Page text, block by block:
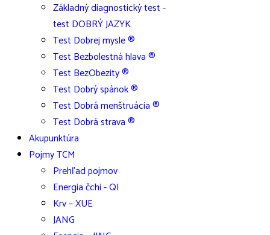
Základný diagnostický test -
test DOBRÝ JAZYK
Test Dobrej mysle ®
Test Bezbolestná hlava ®
Test BezObezity ®
Test Dobrý spánok ®
Test Dobrá menštruácia ®
Test Dobrá strava ®
Akupunktúra
Pojmy TCM
Prehľad pojmov
Energia čchi - QI
Krv – XUE
JANG